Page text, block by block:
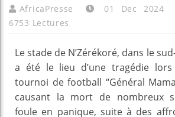
AfricaPresse 01 Dec 2024
6753 Lectures
Le stade de N’Zérékoré, dans le
a été le lieu d’une tragédie
tournoi de football “Général
causant la mort de nombreux
foule en panique, suite à des